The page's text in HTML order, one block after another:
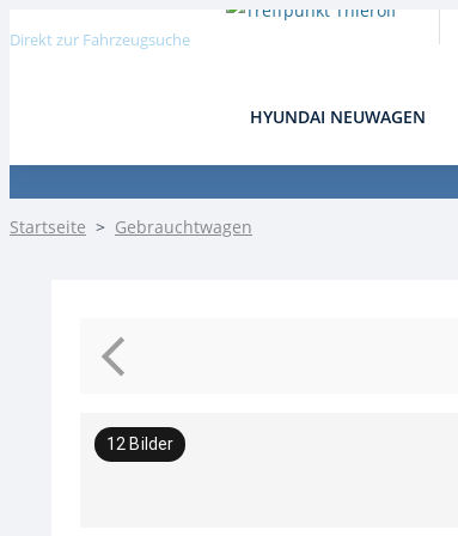
Direkt zur Fahrzeugsuche
HYUNDAI NEUWAGEN
Startseite > Gebrauchtwagen
12 Bilder